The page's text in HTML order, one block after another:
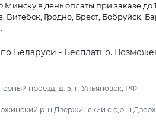
в день оплаты при заказе до
Гродно, Брест, Бобруйск,
Беларуси - Бесплатно.
проезд, д. 5, г. Ульяновск, РФ
р-н,Дзержинский с с,р-н